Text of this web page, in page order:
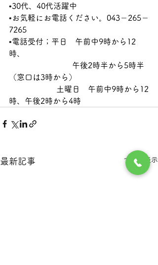
•30代、40代活躍中
• お気軽にお電話ください。043－265－
7265
•電話受付；平日　午前中9時から12
時、
午後2時半から5時半
（窓口は3時から）
土曜日　午前中9時から12
時、午後2時から4時
最新記事 すべて表示